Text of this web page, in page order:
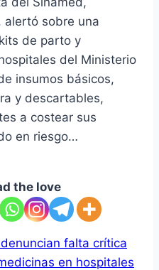
alertó sobre una
de parto y
del Ministerio
insumos básicos,
y descartables,
a costear sus
en riesgo…
the love
falta crítica
en hospitales